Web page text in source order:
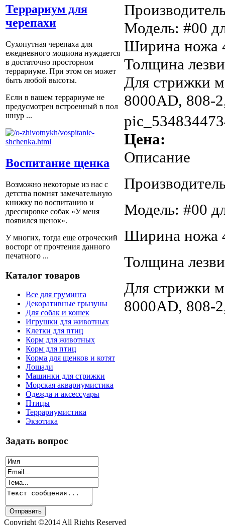
Террариум для
черепахи
Сухопутная черепаха для
ежедневного моциона нуждается
в достаточно просторном
террариуме. При этом он может
быть любой высоты.
Если в вашем террариуме не
предусмотрен встроенный в пол
шнур ...
Воспитание щенка
Возможно некоторые из нас с
детства помнят замечательную
книжку по воспитанию и
дрессировке собак «У меня
появился щенок».
У многих, тогда еще отроческий
восторг от прочтения данного
печатного ...
Каталог товаров
Все для груминга
Декоративные грызуны
Для собак и кошек
Игрушки для животных
Клетки для птиц
Корм для животных
Корм для птиц
Корма для щенков и котят
Лошади
Машинки для стрижки
Морская аквариумистика
Одежда и аксессуары
Птицы
Террариумистика
Экзотика
Задать вопрос
Модель: #00
Ширина ножа
Толщина
Для стрижки
8000AD, 808-
Цена:
Описание
Модель: #00
Ширина ножа
Толщина
Для стрижки
8000AD, 808-
Copyright ©2014 All Rights Reserved